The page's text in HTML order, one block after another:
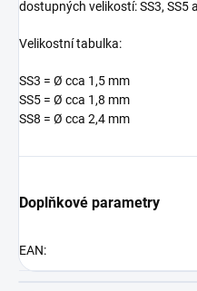
dostupných velikostí: SS3, SS5
Velikostní tabulka:
SS3 = Ø cca 1,5 mm
SS5 = Ø cca 1,8 mm
SS8 = Ø cca 2,4 mm
Doplňkové parametry
EAN: